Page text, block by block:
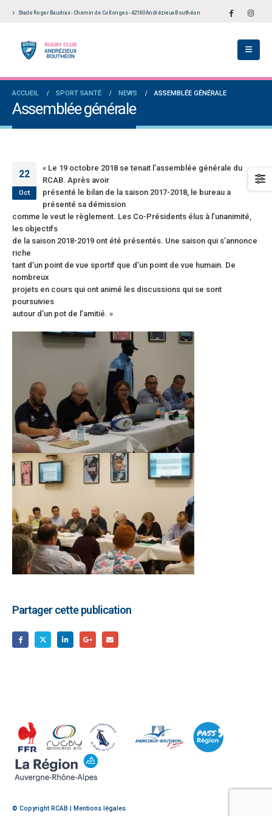
Stade Roger Baudras - Chemin de Collonges - 42160 Andrézieux Bouthéon
ACCUEIL SPORT SANTÉ NEWS ASSEMBLÉE GÉNÉRALE
Assemblée générale
22
Oct
« Le 19 octobre 2018 se tenait l’assemblée générale du
RCAB. Après avoir
présenté le bilan de la saison 2017-2018, le bureau a
présenté sa démission
comme le veut le règlement. Les Co-Présidents élus à l’unanimité,
les objectifs
de la saison 2018-2019 ont été présentés. Une saison qui s’annonce
riche
tant d’un point de vue sportif que d’un point de vue humain. De
nombreux
projets en cours qui ont animé les discussions qui se sont
poursuivies
autour d’un pot de l’amitié. »
Partager cette publication
en Fédérale 2 et Fédérale B: de
connaissances et un nouveau venu
2026
Ligue Aura: les +35 des « 5glés » vice-
Bilan des seniors garçons par Philippe
dans Le Progrès
25 avril 2026
© Copyright RCAB | Mentions légales